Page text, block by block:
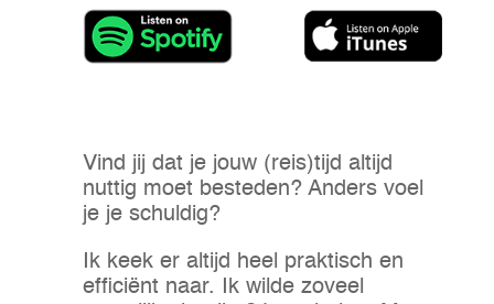
Vind jij dat je jouw (reis)tijd altijd
nuttig moet besteden? Anders voel
je je schuldig?
Ik keek er altijd heel praktisch en
efficiënt naar. Ik wilde zoveel